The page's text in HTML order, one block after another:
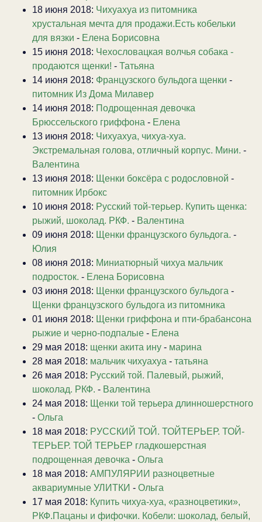
18 июня 2018: Чихуахуа из питомника
хрустальная мечта для продажи.Есть кобельки
для вязки - Елена Борисовна
15 июня 2018: Чехословацкая волчья собака -
продаются щенки! - Татьяна
14 июня 2018: Французского бульдога щенки -
питомник Из Дома Милавер
14 июня 2018: Подрощенная девочка
Брюссельского гриффона - Елена
13 июня 2018: Чихуахуа, чихуа-хуа.
Экстремальная голова, отличный корпус. Мини. -
Валентина
13 июня 2018: Щенки боксёра с родословной -
питомник Ирбокс
10 июня 2018: Русский той-терьер. Купить щенка:
рыжий, шоколад. РКФ. - Валентина
09 июня 2018: Щенки французского бульдога. -
Юлия
08 июня 2018: Миниатюрный чихуа мальчик
подросток. - Елена Борисовна
03 июня 2018: Щенки французского бульдога -
Щенки французского бульдога из питомника
01 июня 2018: Щенки гриффона и пти-брабансона
рыжие и черно-подпалые - Елена
29 мая 2018: щенки акита ину - марина
28 мая 2018: мальчик чихуахуа - татьяна
26 мая 2018: Русский той. Палевый, рыжий,
шоколад. РКФ. - Валентина
24 мая 2018: Щенки той терьера длинношерстного
- Ольга
18 мая 2018: РУССКИЙ ТОЙ. ТОЙТЕРЬЕР. ТОЙ-
ТЕРЬЕР. ТОЙ ТЕРЬЕР гладкошерстная
подрощенная девочка - Ольга
18 мая 2018: АМПУЛЯРИИ разноцветные
аквариумные УЛИТКИ - Ольга
17 мая 2018: Купить чихуа-хуа, «разноцветики»,
РКФ.Пацаны и фифочки. Кобели: шоколад, белый,